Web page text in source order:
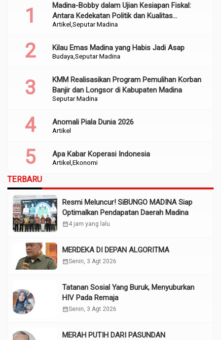
Artikel Seputar Madina
Madina-Bobby dalam Ujian Kesiapan Fiskal:
Antara Kedekatan Politik dan Kualitas
Perencanaan
Budaya Seputar Madina
Kilau Emas Madina yang Habis Jadi Asap
Seputar Madina
KMM Realisasikan Program Pemulihan Korban
Banjir dan Longsor di Kabupaten Madina
Artikel
Anomali Piala Dunia 2026
Artikel Ekonomi
Apa Kabar Koperasi Indonesia
TERBARU
Resmi Meluncur! SiBUNGO MADINA Siap
Optimalkan Pendapatan Daerah Madina
calendar_month4 jam yang lalu
MERDEKA DI DEPAN ALGORITMA
calendar_monthSenin, 3 Agt 2026
Tatanan Sosial Yang Buruk, Menyuburkan
HIV Pada Remaja
calendar_monthSenin, 3 Agt 2026
MERAH PUTIH DARI PASUNDAN